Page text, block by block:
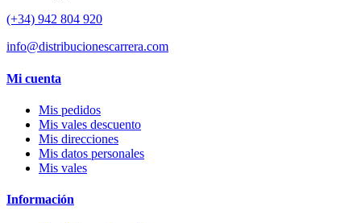
(+34) 942 804 920
info@distribucionescarrera.com
Mi cuenta
Mis pedidos
Mis vales descuento
Mis direcciones
Mis datos personales
Mis vales
Información